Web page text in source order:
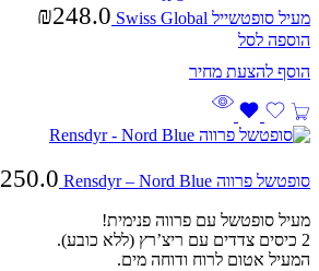
מעיל סופטשייל Swiss Global ₪248.0
הוספה לסל
סופטשל פרווה Rensdyr – Nord Blue 250.0
מעיל סופטשל עם פרווה פנימית!
2 כיסים צדדים עם ריצ’רץ (ללא כובע).
המעיל אטום לרוח ודוחה מים.